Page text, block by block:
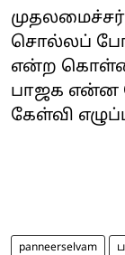
முதலமைச்சர்
சொல்லப்
என்ற
பாஜக என்ன
கேள்வி
panneerselvam